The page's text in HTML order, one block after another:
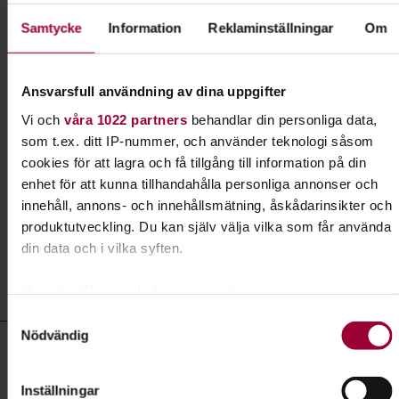
Samtycke Information Reklaminställningar Om
Ansvarsfull användning av dina uppgifter
Vi och våra 1022 partnersbehandlar din personliga data,
som t.ex. ditt IP-nummer, och använder teknologi såsom
cookies för att lagra och få tillgång till information på din
enhet för att kunna tillhandahålla personliga annonser och
innehåll, annons- och innehållsmätning, åskådarinsikter och
produktutveckling. Du kan själv välja vilka som får använda
din data och i vilka syften.
kan ha en noggrannhet på upp till flera meter
Samtyckesval
Nödvändig
Inställningar
känna igen arter och få kunskap om hur de låter,
flyger och beter sig. Du får också kunskap om
fågelskydd.
Läs mer om ämnet
Liknande kurser inom
i Blekinge län
Fågelskådning- kurser, studiecirklar & evenemang (8 rader)
Plats